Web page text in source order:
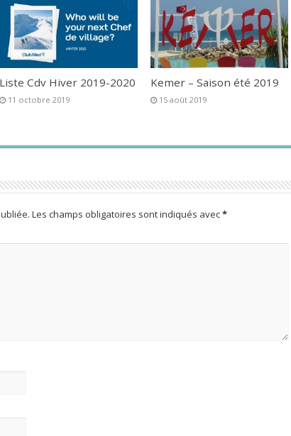
Liste Cdv Hiver 2019-2020
11 octobre 2019
Kemer – Saison été 2019
15 août 2019
Les champs obligatoires sont indiqués avec*